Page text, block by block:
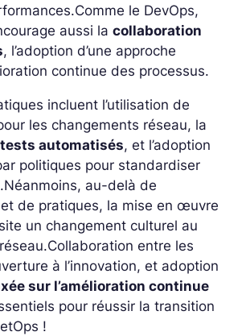
Comme le DevOps,
aussi la collaboration
, l’adoption d’une approche
continue des processus.
incluent l’utilisation de
les changements réseau, la
tests automatisés, et l’adoption
politiques pour standardiser
Néanmoins, au-delà de
et de pratiques, la mise en œuvre
un changement culturel au
Collaboration entre les
à l’innovation, et adoption
sur l’amélioration continue
pour réussir la transition
!